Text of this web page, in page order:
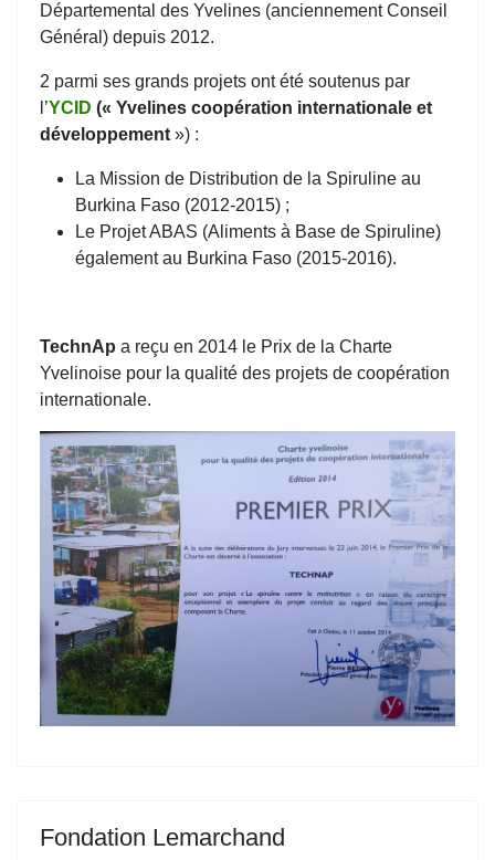
Départemental des Yvelines (anciennement Conseil
Général) depuis 2012.
2 parmi ses grands projets ont été soutenus par
l’YCID (« Yvelines coopération internationale et
développement ») :
La Mission de Distribution de la Spiruline au
Burkina Faso (2012-2015) ;
Le Projet ABAS (Aliments à Base de Spiruline)
également au Burkina Faso (2015-2016).
TechnAp a reçu en 2014 le Prix de la Charte
Yvelinoise pour la qualité des projets de coopération
internationale.
Fondation Lemarchand